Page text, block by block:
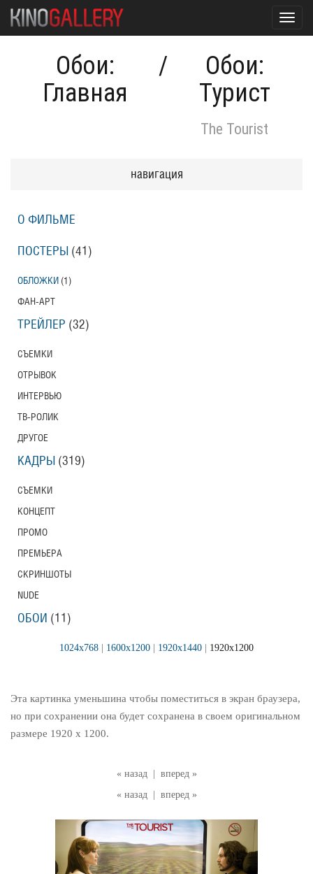
Обои:
Главная
/
Обои:
Турист
The Tourist
« назад вперед »
1024x768 1600x1200 1920x1440 1920x1200
« назад вперед »
Эта картинка уменьшина чтобы поместиться в экран браузера,
но при сохранении она будет сохранена в своем оригинальном
размере 1920 x 1200.
навигация
О ФИЛЬМЕ
ПОСТЕРЫ (41)
ОБЛОЖКИ (1)
ФАН-АРТ
ТРЕЙЛЕР (32)
СЪЕМКИ
ОТРЫВОК
ИНТЕРВЬЮ
ТВ-РОЛИК
ДРУГОЕ
КАДРЫ (319)
СЪЕМКИ
КОНЦЕПТ
ПРОМО
ПРЕМЬЕРА
СКРИНШОТЫ
NUDE
ОБОИ (11)